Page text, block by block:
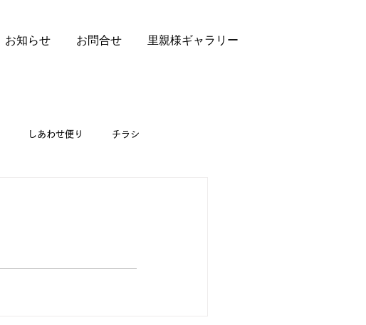
お知らせ お問合せ 里親様ギャラリー
しあわせ便り チラシ